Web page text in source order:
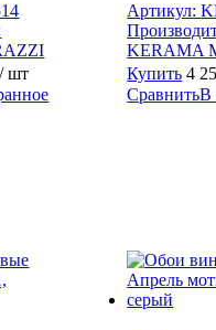
/ шт
Артикул:
KERAMA
Купить 4
СравнитьВ